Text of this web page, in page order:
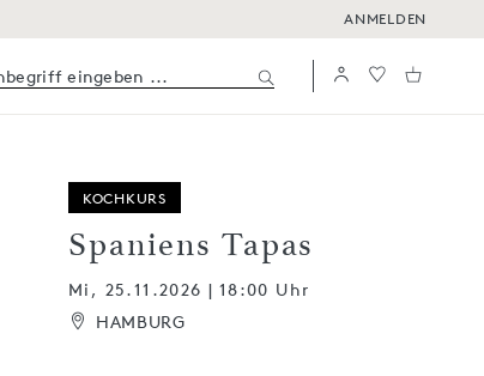
ANMELDEN
KOCHKURS
Spaniens Tapas
Mi, 25.11.2026 | 18:00 Uhr
HAMBURG